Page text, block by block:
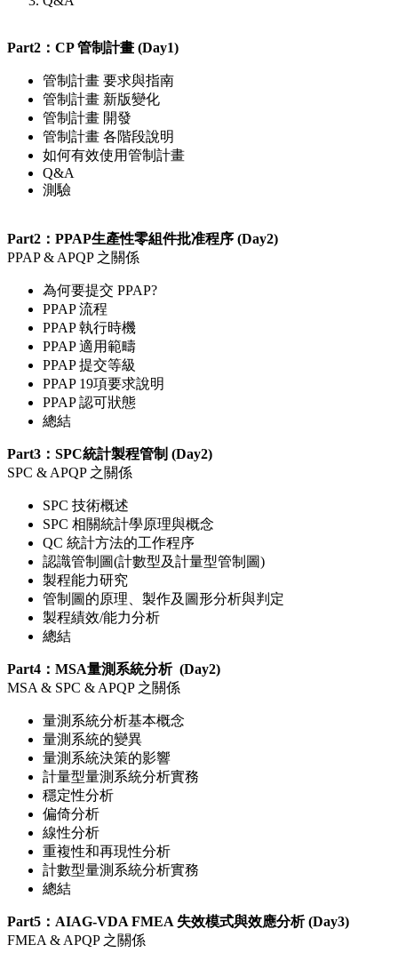
Part2：CP 管制計畫 (Day1)
管制計畫 要求與指南
管制計畫 新版變化
管制計畫 開發
管制計畫 各階段說明
如何有效使用管制計畫
Q&A
測驗
Part2：PPAP生產性零組件批准程序 (Day2)
PPAP & APQP 之關係
為何要提交 PPAP?
PPAP 流程
PPAP 執行時機
PPAP 適用範疇
PPAP 提交等級
PPAP 19項要求說明
PPAP 認可狀態
總結
Part3：SPC統計製程管制 (Day2)
SPC & APQP 之關係
SPC 技術概述
SPC 相關統計學原理與概念
QC 統計方法的工作程序
認識管制圖(計數型及計量型管制圖)
製程能力研究
管制圖的原理、製作及圖形分析與判定
製程績效/能力分析
總結
Part4：MSA量測系統分析 (Day2)
MSA & SPC & APQP 之關係
量測系統分析基本概念
量測系統的變異
量測系統決策的影響
計量型量測系統分析實務
穩定性分析
偏倚分析
線性分析
重複性和再現性分析
計數型量測系統分析實務
總結
Part5：AIAG-VDA FMEA 失效模式與效應分析 (Day3)
FMEA & APQP 之關係